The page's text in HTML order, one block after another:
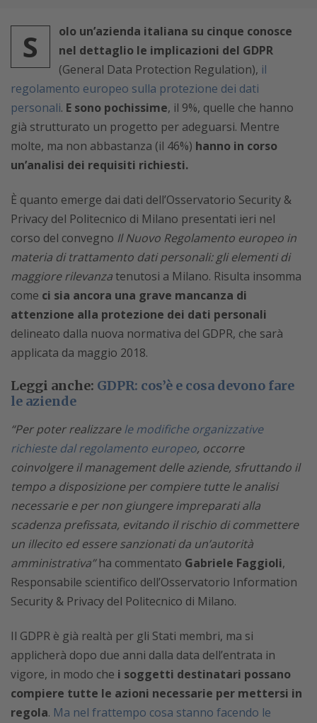
S
olo un’azienda italiana su cinque conosce
nel dettaglio le implicazioni del GDPR
(General Data Protection Regulation), il
regolamento europeo sulla protezione dei dati
personali. E sono pochissime, il 9%, quelle che hanno
già strutturato un progetto per adeguarsi. Mentre
molte, ma non abbastanza (il 46%) hanno in corso
un’analisi dei requisiti richiesti.
È quanto emerge dai dati dell’Osservatorio Security &
Privacy del Politecnico di Milano presentati ieri nel
corso del convegno Il Nuovo Regolamento europeo in
materia di trattamento dati personali: gli elementi di
maggiore rilevanzatenutosi a Milano. Risulta insomma
come ci sia ancora una grave mancanza di
attenzione alla protezione dei dati personali
delineato dalla nuova normativa del GDPR, che sarà
applicata da maggio 2018.
Leggi anche: GDPR: cos’è e cosa devono fare
le aziende
“Per poter realizzarele modifiche organizzative
richieste dal regolamento europeo, occorre
coinvolgere il management delle aziende, sfruttando il
tempo a disposizione per compiere tutte le analisi
necessarie e per non giungere impreparati alla
scadenza prefissata, evitando il rischio di commettere
un illecito ed essere sanzionati da un’autorità
amministrativa”ha commentato Gabriele Faggioli,
Responsabile scientifico dell’Osservatorio Information
Security & Privacy del Politecnico di Milano.
Il GDPR è già realtà per gli Stati membri, ma si
applicherà dopo due anni dalla data dell’entrata in
vigore, in modo che i soggetti destinatari possano
compiere tutte le azioni necessarie per mettersi in
regola. Ma nel frattempo cosa stanno facendo le